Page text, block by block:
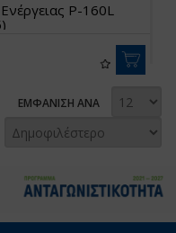
P-160L
ΕΜΦΑΝΙΣΗ ΑΝΑ